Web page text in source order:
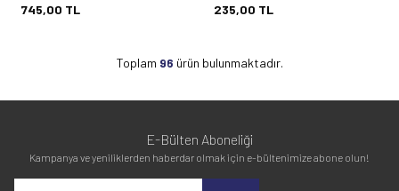
745,00 TL
Spiralli
235,00 TL
Toplam 96 ürün bulunmaktadır.
E-Bülten Aboneliği
Kampanya ve yeniliklerden haberdar olmak için e-bültenimize abone olun!